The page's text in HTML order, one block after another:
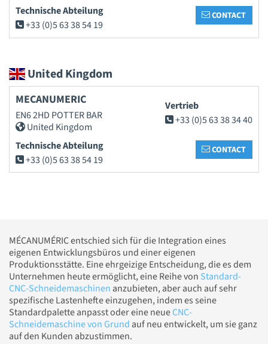
Technische Abteilung
+33 (0)5 63 38 54 19
CONTACT
United Kingdom
MECANUMERIC
EN6 2HD POTTER BAR
United Kingdom
Vertrieb
+33 (0)5 63 38 34 40
Technische Abteilung
+33 (0)5 63 38 54 19
CONTACT
MÉCANUMÉRIC entschied sich für die Integration eines
eigenen Entwicklungsbüros und einer eigenen
Produktionsstätte. Eine ehrgeizige Entscheidung, die es dem
Unternehmen heute ermöglicht, eine Reihe von Standard-
CNC-Schneidemaschinen anzubieten, aber auch auf sehr
spezifische Lastenhefte einzugehen, indem es seine
Standardpalette anpasst oder eine neueCNC-
Schneidemaschine von Grund auf neu entwickelt, um sie ganz
auf den Kunden abzustimmen.